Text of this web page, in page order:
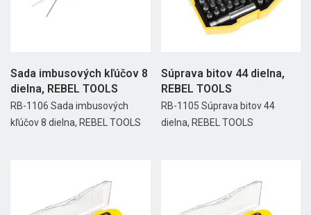
Sada imbusových kľúčov 8
dielna, REBEL TOOLS
RB-1106 Sada imbusových
kľúčov 8 dielna, REBEL TOOLS
Súprava bitov 44 dielna,
REBEL TOOLS
RB-1105 Súprava bitov 44
dielna, REBEL TOOLS